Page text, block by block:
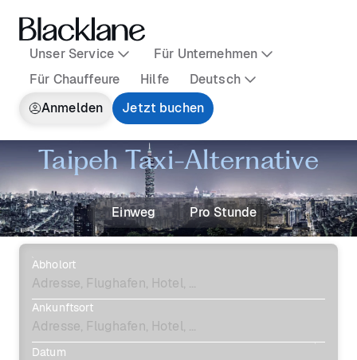
Unser Service
Für Unternehmen
Für Chauffeure
Hilfe
Deutsch
Anmelden
Jetzt buchen
Taipeh Taxi-Alternative
Einweg Pro Stunde
Abholort
Ankunftsort
Datum